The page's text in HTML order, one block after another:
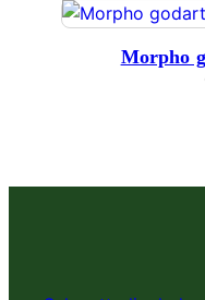
Morpho